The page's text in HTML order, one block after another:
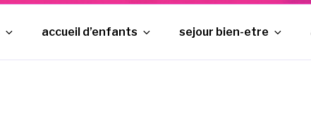
accueil d’enfants sejour bien-etre